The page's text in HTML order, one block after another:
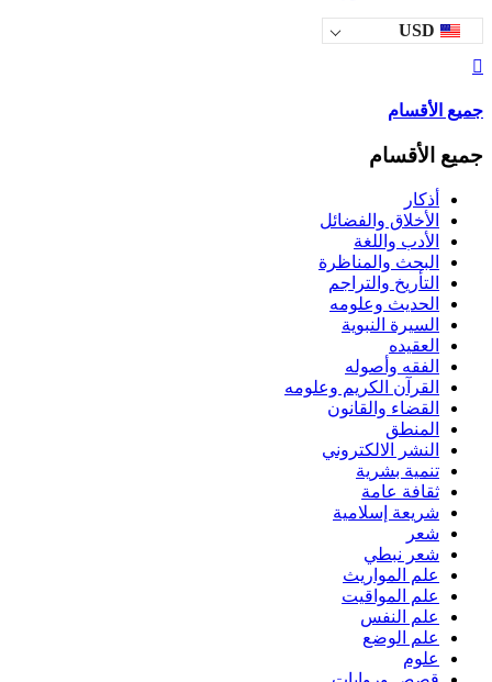
USD
جميع الأقسام
جميع الأقسام
أذكار
الأخلاق والفضائل
الأدب واللغة
البحث والمناظرة
التأريخ والتراجم
الحديث وعلومه
السيرة النبوية
العقيده
الفقه وأصوله
القرآن الكريم وعلومه
القضاء والقانون
المنطق
النشر الالكتروني
تنمية بشرية
ثقافة عامة
شريعة إسلامية
شعر
شعر نبطي
علم المواريث
علم المواقيت
علم النفس
علم الوضع
علوم